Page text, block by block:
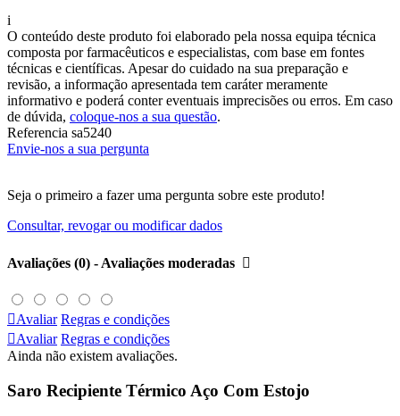
i
O conteúdo deste produto foi elaborado pela nossa equipa técnica
composta por farmacêuticos e especialistas, com base em fontes
técnicas e científicas. Apesar do cuidado na sua preparação e
revisão, a informação apresentada tem caráter meramente
informativo e poderá conter eventuais imprecisões ou erros. Em caso
de dúvida, coloque-nos a sua questão.
Referencia sa5240
Envie-nos a sua pergunta
Seja o primeiro a fazer uma pergunta sobre este produto!
Consultar, revogar ou modificar dados
Avaliações (0) - Avaliações moderadas 
Avaliar Regras e condições
Avaliar Regras e condições
Ainda não existem avaliações.
Saro Recipiente Térmico Aço Com Estojo